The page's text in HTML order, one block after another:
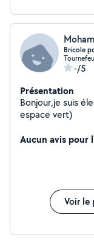
Bricole
-/5
Présentation
Bonjour,je suis
espace vert)
Aucun avis pour
Voir le